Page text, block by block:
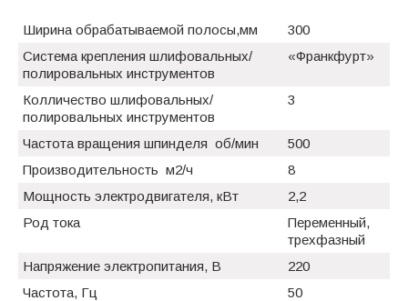
Ширина обрабатываемой полосы,мм
300
Система крепления шлифовальных/
полировальных инструментов
«Франкфурт»
Колличество шлифовальных/
полировальных инструментов
3
Частота вращения шпинделя об/мин
500
Производительность м2/ч
8
Мощность электродвигателя, кВт
2,2
Род тока
Переменный,
трехфазный
Напряжение электропитания, В
220
Частота, Гц
50